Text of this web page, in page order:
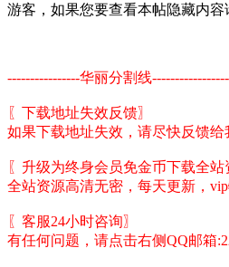
游客，如果您要查看本帖隐藏内容
----------------华丽分割线
〖下载地址失效反馈〗
如果下载地址失效，请尽快反馈给
〖升级为终身会员免金币下载全站
全站资源高清无密，每天更新，vip
〖客服24小时咨询〗
有任何问题，请点击右侧QQ邮箱